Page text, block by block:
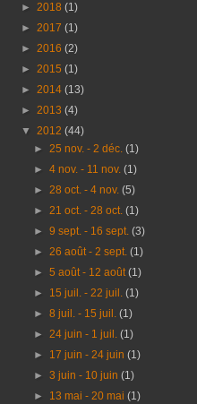
► 2018 (1)
► 2017 (1)
► 2016 (2)
► 2015 (1)
► 2014 (13)
► 2013 (4)
▼ 2012 (44)
►25 nov. - 2 déc.(1)
►4 nov. - 11 nov.(1)
►28 oct. - 4 nov.(5)
►21 oct. - 28 oct.(1)
►9 sept. - 16 sept.(3)
►26 août - 2 sept.(1)
►5 août - 12 août(1)
► 15 juil. - 22 juil.(1)
►8 juil. - 15 juil.(1)
►24 juin - 1 juil.(1)
► 17 juin - 24 juin(1)
►3 juin - 10 juin(1)
► 13 mai - 20 mai(1)